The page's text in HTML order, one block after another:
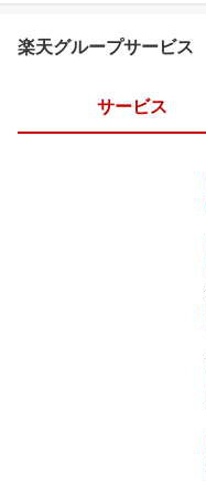
楽天グループサービス
サービス